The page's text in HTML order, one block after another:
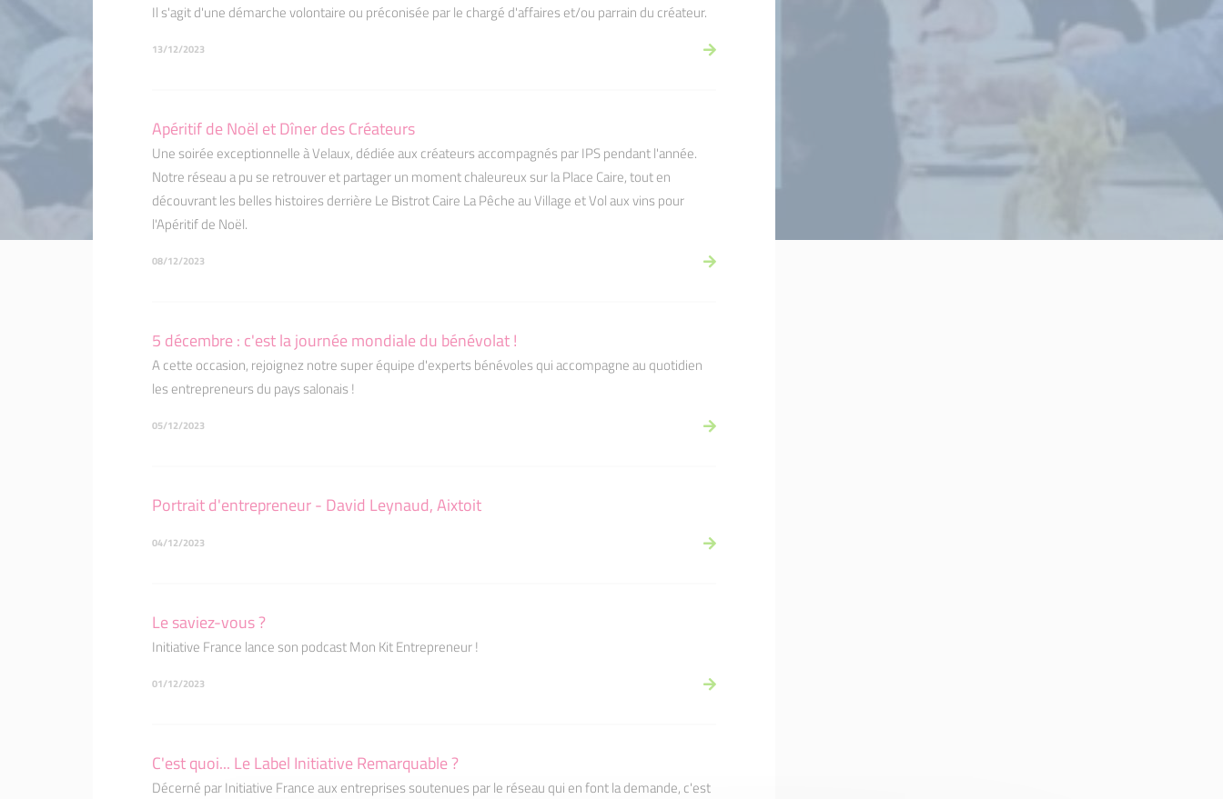
Il s'agit d'une démarche volontaire ou préconisée par le chargé d'affaires et/ou parrain du créateur.
13/12/2023
Apéritif de Noël et Dîner des Créateurs
Une soirée exceptionnelle à Velaux, dédiée aux créateurs accompagnés par IPS pendant l'année.
Notre réseau a pu se retrouver et partager un moment chaleureux sur la Place Caire, tout en
découvrant les belles histoires derrière Le Bistrot Caire La Pêche au Village et Vol aux vins pour
l'Apéritif de Noël.
08/12/2023
5 décembre : c'est la journée mondiale du bénévolat !
A cette occasion, rejoignez notre super équipe d'experts bénévoles qui accompagne au quotidien
les entrepreneurs du pays salonais !
05/12/2023
Portrait d'entrepreneur - David Leynaud, Aixtoit
04/12/2023
Le saviez-vous ?
Initiative France lance son podcast Mon Kit Entrepreneur !
01/12/2023
C'est quoi... Le Label Initiative Remarquable ?
Décerné par Initiative France aux entreprises soutenues par le réseau qui en font la demande, c'est